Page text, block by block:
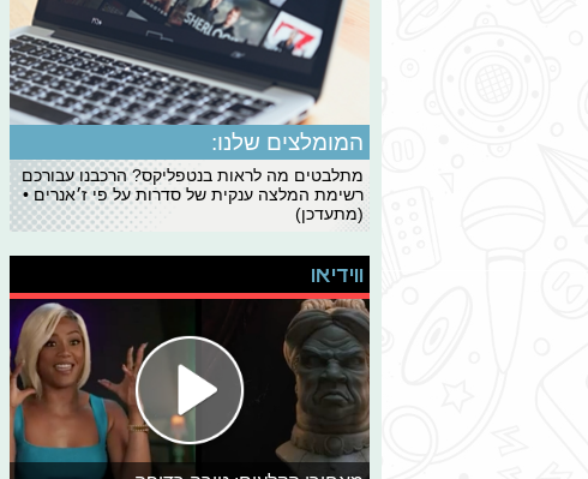
המומלצים שלנו:
מתלבטים מה לראות בנטפליקס? הרכבנו עבורכם
רשימת המלצה ענקית של סדרות על פי ז׳אנרים •
(מתעדכן)
ווידיאו